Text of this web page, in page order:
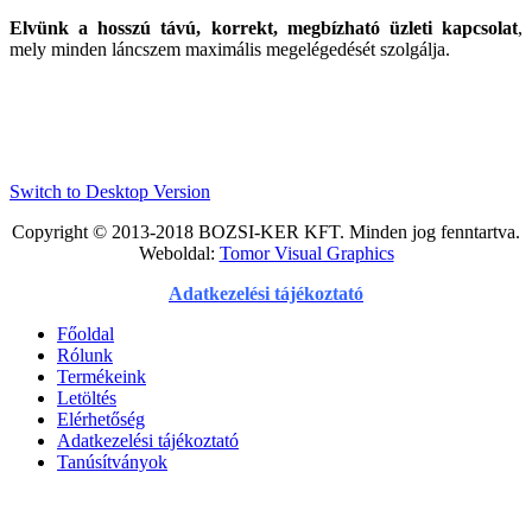
Elvünk a hosszú távú, korrekt, megbízható üzleti kapcsolat,
mely minden láncszem maximális megelégedését szolgálja.
Switch to Desktop Version
Copyright © 2013-2018 BOZSI-KER KFT. Minden jog fenntartva.
Weboldal: Tomor Visual Graphics
Adatkezelési tájékoztató
Főoldal
Rólunk
Termékeink
Letöltés
Elérhetőség
Adatkezelési tájékoztató
Tanúsítványok